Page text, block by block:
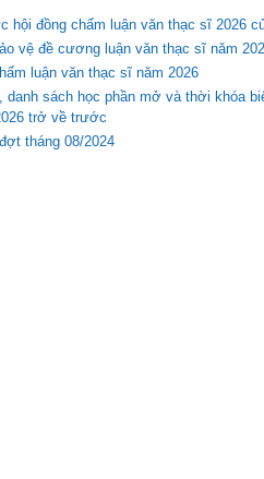
hội đồng chấm luận văn thạc sĩ 2026
vệ đề cương luận văn thạc sĩ năm
luận văn thạc sĩ năm 2026
danh sách học phần mở và thời khóa
trở về trước
tháng 08/2024